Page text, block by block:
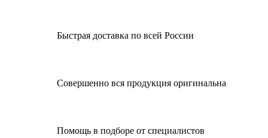
Быстрая доставка по всей России
Совершенно вся продукция оригинальна
Помощь в подборе от специалистов